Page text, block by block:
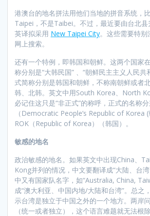
港澳台的地名拼法用他们当地的拼音系统，
Taipei，不是Taibei。不过，最近要由台北
英译拟采用 New Taipei City。这些需要特
网上搜索。
还有一个特例，即韩国和朝鲜。这两个国家
称分别是“大韩民国” 、“朝鲜民主主义人民共
式简称分别是韩国和朝鲜，不称南朝鲜或者
韩、北韩。英文中用South Korea、North
必记住这只是“非正式”的称呼，正式的名称
（Democratic People’s Republic of Korea (
ROK（Republic of Korea）（韩国）。
敏感的地名
政治敏感的地名。如果英文中出现China、
Kong并列的情况，中文要翻译成“大陆、台
中又有国家队名字，如“Australia, China,
成“澳大利亚、中国内地/大陆和台湾”。总之
示台湾是独立于中国之外的一个地方。两岸
（统一或者独立），这个语言难题就无法根除